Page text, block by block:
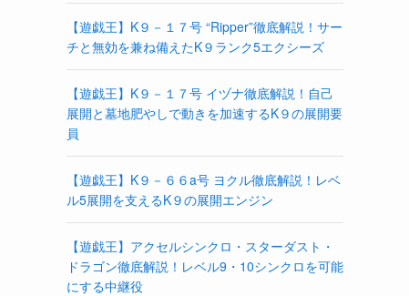
【遊戯王】K９－１７号 “Ripper”徹底解説！サー
チと無効を兼ね備えたK９ランク5エクシーズ
【遊戯王】K９－１７号 イヅナ徹底解説！自己
展開と墓地肥やしで動きを加速するK９の展開要
員
【遊戯王】K９－６６a号 ヨクル徹底解説！レベ
ル5展開を支えるK９の展開エンジン
【遊戯王】アクセルシンクロ・スターダスト・
ドラゴン徹底解説！レベル9・10シンクロを可能
にする中継役